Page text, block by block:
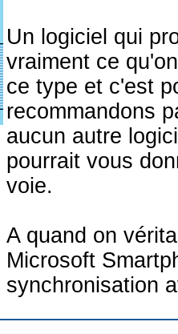
Un logiciel qui
vraiment ce
ce type et c'est
recommandons
aucun autre
pourrait vous
voie.
A quand on
Microsoft
synchronisation